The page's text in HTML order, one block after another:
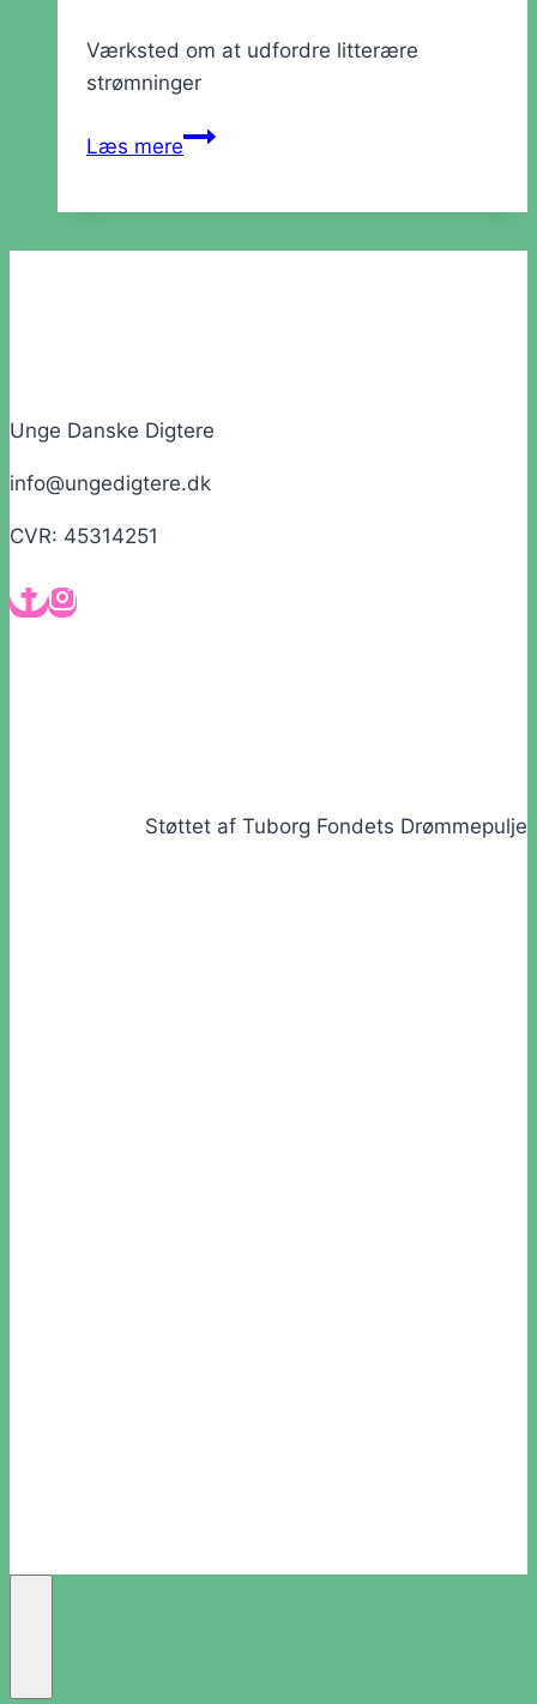
Værksted om at udfordre litterære
strømninger
Læs mereVærksted:
Unge Danske Digtere
info@ungedigtere.dk
CVR: 45314251
Støttet af Tuborg Fondets Drømmepulje